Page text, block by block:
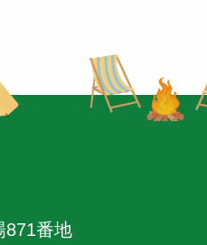
871番地